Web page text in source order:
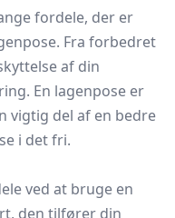
fordele, der er
Fra forbedret
af din
En lagenpose er
vigtig del af en bedre
i det fri.
ved at bruge en
den tilfører din